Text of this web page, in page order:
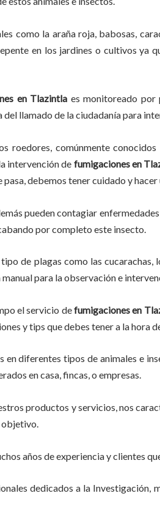
como la araña roja, babosas,
en los jardines o cultivos ya
enTlazintla es monitoreado por
llamado de la ciudadanía para
roedores, comúnmente
intervención de fumigaciones en
debemos tener cuidado y
pueden contagiar
por completo este insecto.
de plagas como las cucarachas,
manual para la observación e
el servicio defumigaciones en
y tips que debes tener a la hora
diferentes tipos de animales e
en casa, fincas, o empresas.
productos y servicios, nos
objetivo.
años de experiencia y clientes
dedicados a la Investigación,